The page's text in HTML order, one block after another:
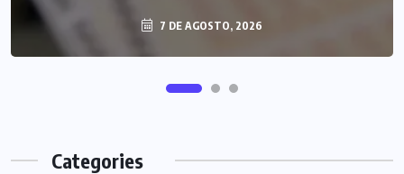
7 DE AGOSTO, 2026
Categories